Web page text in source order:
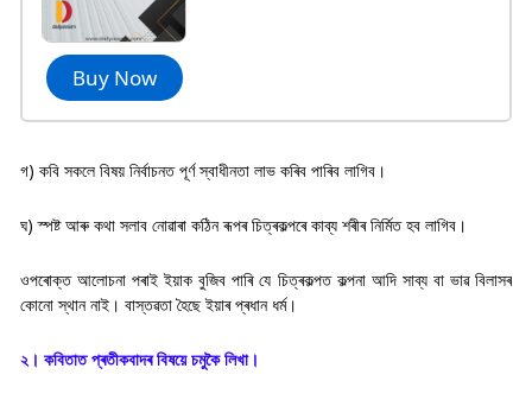
Buy Now
গ) কবি সকলে বিষয় নিৰ্বাচনত পূৰ্ণ স্বাধীনতা লাভ কৰিব পাৰিব লাগিব।
ঘ) স্পষ্ট আৰু কথা সলাব নোৱাৰা কঠিন ৰূপৰ চিত্ৰকল্পৰে কাব্য শৰীৰ নিৰ্মিত হব লাগিব।
ওপৰোক্ত আলোচনা পৰাই ইয়াক বুজিব পাৰি যে চিত্ৰকল্পত কল্পনা আদি সাব্য বা ভাৱ বিলাসৰ
কোনো স্থান নাই। বাস্তৱতা হৈছে ইয়াৰ প্ৰধান ধৰ্ম।
২। কবিতাত প্ৰতীকবাদৰ বিষয়ে চমুকৈ লিখা।